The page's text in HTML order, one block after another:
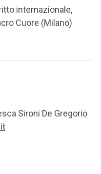
internazionale,
Cuore (Milano)
Sironi De Gregorio